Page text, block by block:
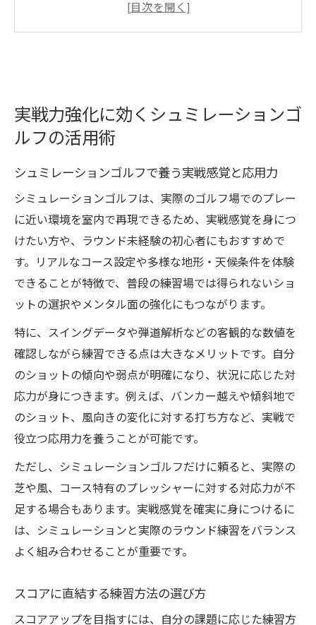
かし方
シミュレーションゴルフで見える弱点とそ
不安を自信に変えるシュミレーションゴルフ練
習法
シュミレーションゴルフで不安を解消する
練習の工夫
シミュレーションゴルフ練習方法で得る安
心感
恥ずかしくないスコアを目指すポイントと
コツ
シュミレーションゴルフ下手になる不安の
真実
実戦でも通用する自信を育てる練習法
スコア改善へ導く技巧磨きのコツを徹底解説
精度
数値で可視化するスコア改善の手順
シミュレーションゴルフスコア実際の活用
法
練習法
実戦で役立つ技巧の具体的トレーニング
実戦力強化に効くシュミレーションゴ
ルフの活用術
シュミレーションゴルフで養う実戦感覚と応用力
シミュレーションゴルフは、実際のゴルフ場でのプレー
に近い環境を室内で再現できるため、実戦感覚を身につ
けたい方や、ラウンド未経験の初心者にもおすすめで
す。リアルなコース設定や多様な地形・天候条件を体験
できることが特徴で、普段の練習場では得られないショ
ットの選択やメンタル面の強化にもつながります。
特に、スイングデータや弾道解析などの客観的な数値を
確認しながら練習できる点は大きなメリットです。自分
のショットの傾向や弱点が明確になり、状況に応じた対
応力が身につきます。例えば、バンカー越えや傾斜地で
のショット、風向きの変化に対する打ち方など、実戦で
役立つ応用力を養うことが可能です。
ただし、シミュレーションゴルフだけに頼ると、実際の
芝や風、コース特有のプレッシャーに対する対応力が不
足する場合もあります。実戦感覚を確実に身につけるに
は、シミュレーションと実際のラウンド練習をバランス
よく組み合わせることが重要です。
スコアに直結する練習方法の選び方
スコアアップを目指すには、自分の課題に応じた練習方